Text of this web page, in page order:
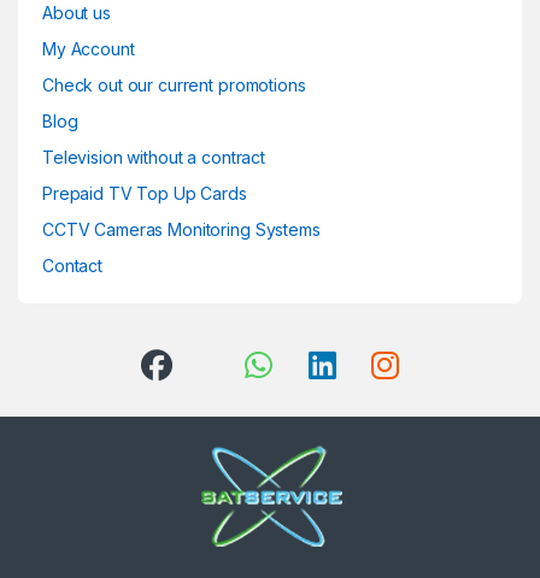
About us
My Account
Check out our current promotions
Blog
Television without a contract
Prepaid TV Top Up Cards
CCTV Cameras Monitoring Systems
Contact